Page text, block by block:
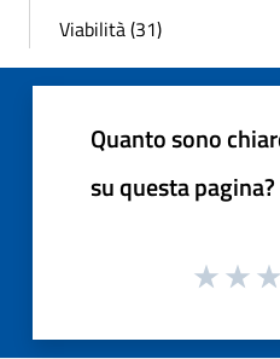
Viabilità (31)
Quanto sono
su questa pagina?